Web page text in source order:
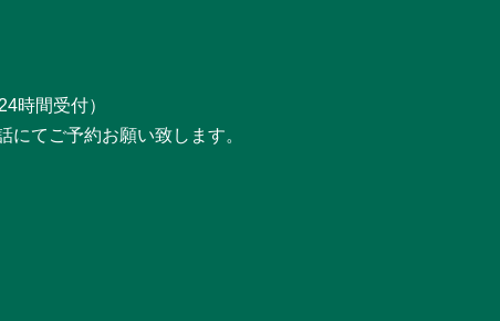
時間受付）
てご予約お願い致します。